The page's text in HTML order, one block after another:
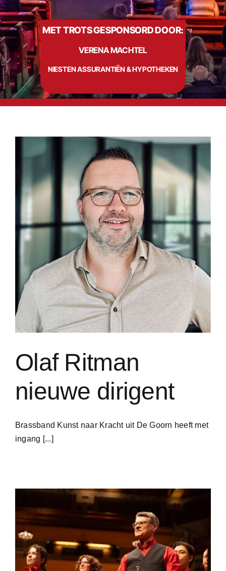
MET TROTS GESPONSORD DOOR:
VERENA MACHTEL
NIESTEN ASSURANTIËN & HYPOTHEKEN
Info
Contact
Olaf Ritman
nieuwe dirigent
Brassband Kunst naar Kracht uit De Goorn heeft met
ingang [...]